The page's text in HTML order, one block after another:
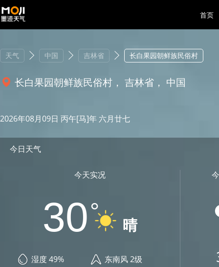
首页
天气 中国 吉林省 长白果园朝鲜族民俗村
长白果园朝鲜族民俗村， 吉林省， 中国
2026年08月09日 丙午[马]年 六月廿七
今日天气
今天实况
30 晴
湿度 49% 东南风 2级